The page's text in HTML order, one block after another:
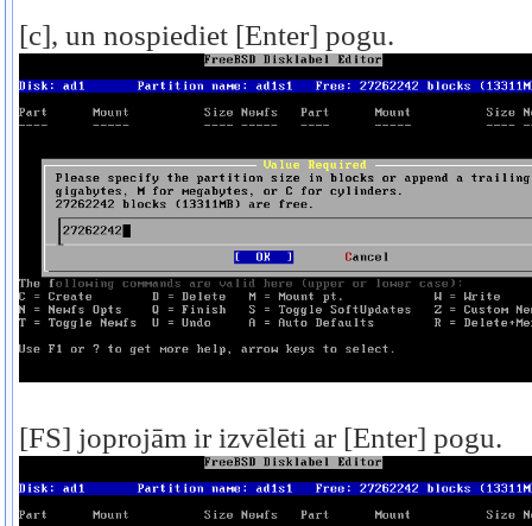
[c], un nospiediet [Enter] pogu.
[FS] joprojām ir izvēlēti ar [Enter] pogu.